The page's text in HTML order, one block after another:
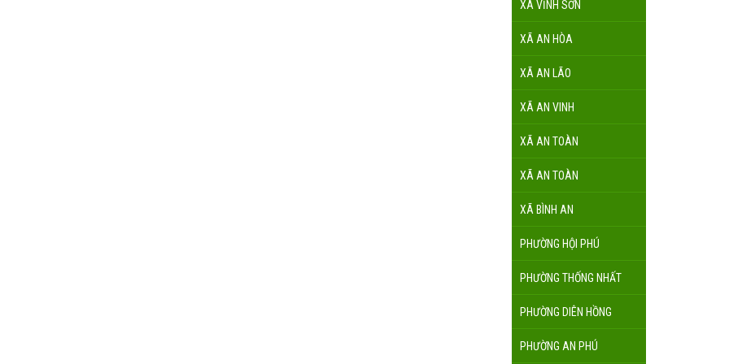
XÃ VĨNH SƠN
XÃ AN HÒA
XÃ AN LÃO
XÃ AN VINH
XÃ AN TOÀN
XÃ AN TOÀN
XÃ BÌNH AN
PHƯỜNG HỘI PHÚ
PHƯỜNG THỐNG NHẤT
PHƯỜNG DIÊN HỒNG
PHƯỜNG AN PHÚ